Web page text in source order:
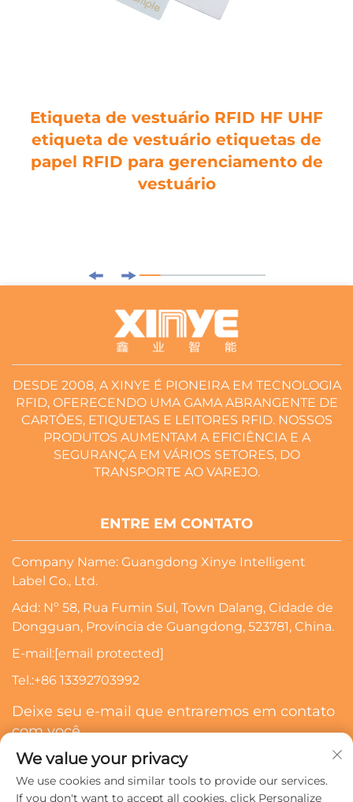
Etiqueta de vestuário RFID HF UHF
etiqueta de vestuário etiquetas de
papel RFID para gerenciamento de
vestuário
DESDE 2008, A XINYE É PIONEIRA EM TECNOLOGIA
RFID, OFERECENDO UMA GAMA ABRANGENTE DE
CARTÕES, ETIQUETAS E LEITORES RFID. NOSSOS
PRODUTOS AUMENTAM A EFICIÊNCIA E A
SEGURANÇA EM VÁRIOS SETORES, DO
TRANSPORTE AO VAREJO.
ENTRE EM CONTATO
Company Name: Guangdong Xinye Intelligent
Label Co., Ltd.
Add: Nº 58, Rua Fumin Sul, Town Dalang, Cidade de
Dongguan, Província de Guangdong, 523781, China.
E-mail:[email protected]
Tel.:+86 13392703992
Deixe seu e-mail que entraremos em contato
com você
We value your privacy
We use cookies and similar tools to provide our services.
If you don't want to accept all cookies, click Personalize